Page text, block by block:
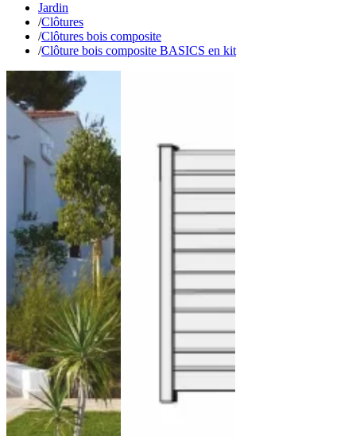
Jardin
/Clôtures
/Clôtures bois composite
/Clôture bois composite BASICS en kit